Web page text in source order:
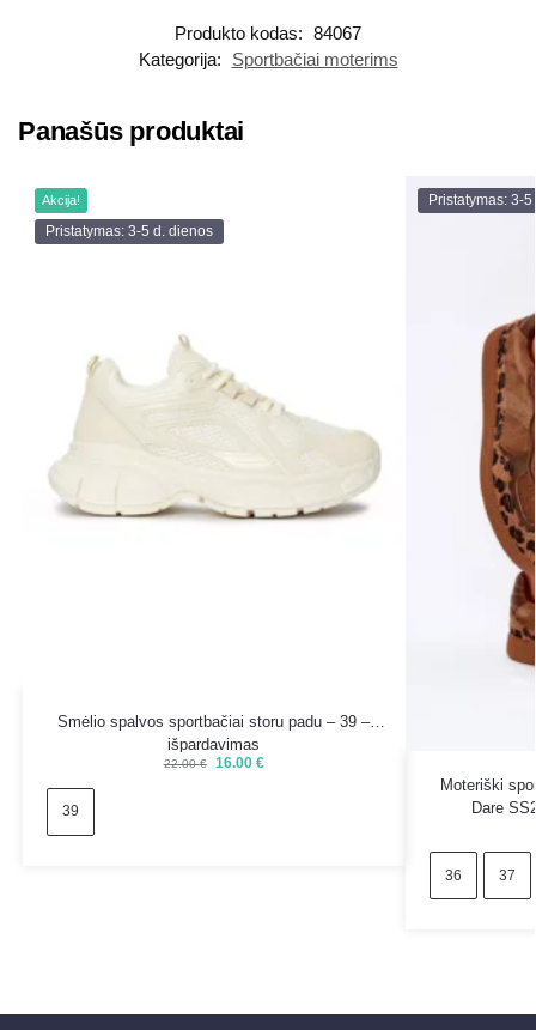
Produkto kodas: 84067
Kategorija:
Sportbačiai moterims
Panašūs produktai
Akcija!
Pristatymas: 3-5 d. dienos
Smėlio spalvos sportbačiai storu padu – 39 –
išpardavimas
22.00€ 16.00 €
39
Pristatymas: 3-
Moteriški
Dare
36 37